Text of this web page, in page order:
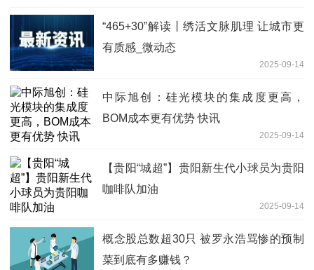
“465+30”解读丨绣活文脉肌理 让城市更
有质感_微动态
2025-09-14
中际旭创：硅光模块的集成度更高，
BOM成本更有优势 快讯
2025-09-14
【贵阳“城超”】贵阳新生代小球员为贵阳
咖啡队加油
2025-09-14
概念股总数超30只 被罗永浩骂惨的预制
菜到底有多赚钱？